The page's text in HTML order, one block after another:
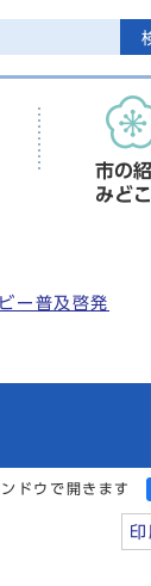
市の
みど
ー普及啓発
ドウで開きます
印